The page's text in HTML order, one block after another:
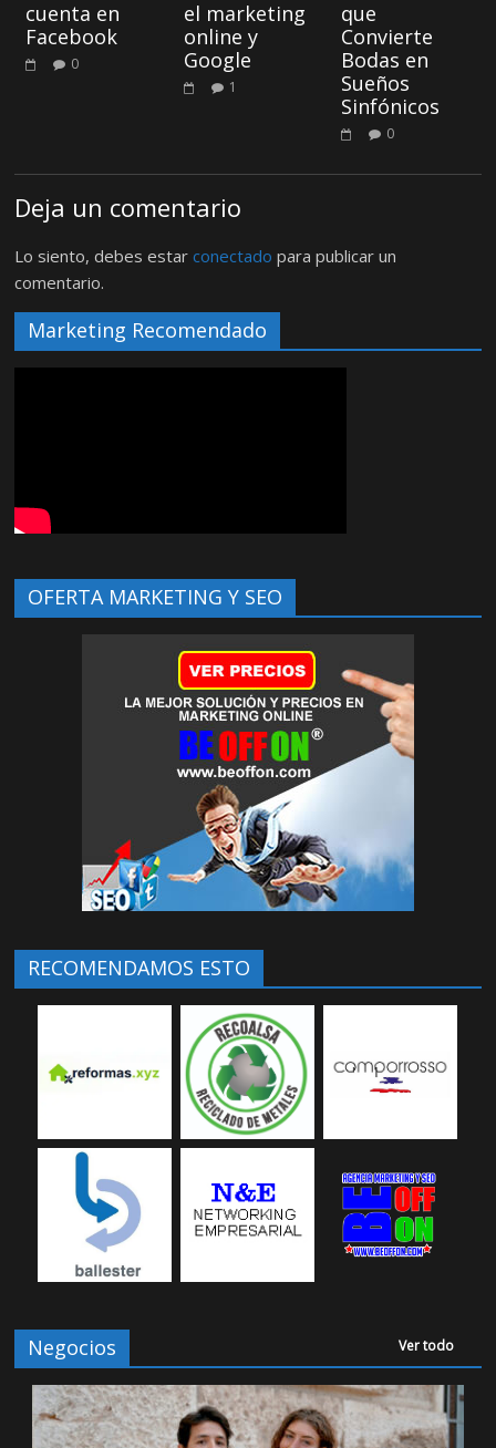
cuenta en
Facebook
0
el marketing
online y
Google
1
que
Convierte
Bodas en
Sueños
Sinfónicos
0
Deja un comentario
Lo siento, debes estarconectado para publicar un
comentario.
Marketing Recomendado
OFERTA MARKETING Y SEO
RECOMENDAMOS ESTO
Negocios Ver todo